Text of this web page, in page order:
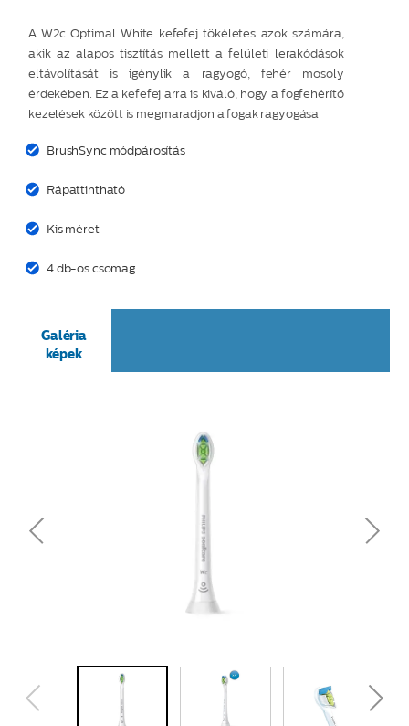
A W2c Optimal White kefefej tökéletes azok számára,
akik az alapos tisztítás mellett a felületi lerakódások
eltávolítását is igénylik a ragyogó, fehér mosoly
érdekében. Ez a kefefej arra is kiváló, hogy a fogfehérítő
kezelések között is megmaradjon a fogak ragyogása
BrushSync módpárosítás
Rápattintható
Kis méret
4 db-os csomag
Galéria
képek